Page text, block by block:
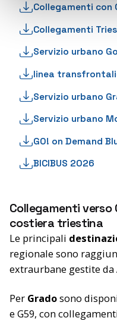
Collegamenti con
Collegamenti
Servizio urbano
linea
Servizio urbano
Servizio urbano
GO! on Demand
BICIBUS 2026
Collegamenti verso
costiera triestina
Le principali
regionale sono
extraurbane gestite da
Per Gradosono
e G59, con